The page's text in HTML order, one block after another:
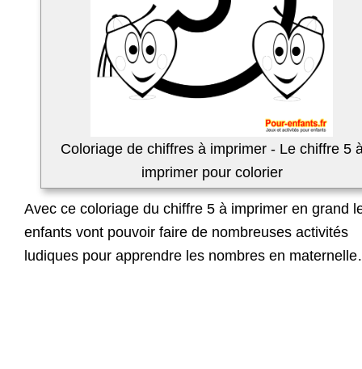
Coloriage de chiffres à imprimer - Le chiffre 5
imprimer pour colorier
Avec ce coloriage du chiffre 5 à imprimer en grand
enfants vont pouvoir faire de nombreuses activités
ludiques pour apprendre les nombres en